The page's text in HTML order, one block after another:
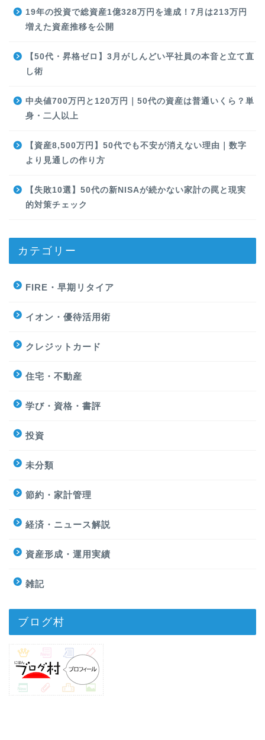
19年の投資で総資産1億328万円を達成！7月は213万円
増えた資産推移を公開
【50代・昇格ゼロ】3月がしんどい平社員の本音と立て直
し術
中央値700万円と120万円｜50代の資産は普通いくら？単
身・二人以上
【資産8,500万円】50代でも不安が消えない理由｜数字
より見通しの作り方
【失敗10選】50代の新NISAが続かない家計の罠と現実
的対策チェック
カテゴリー
FIRE・早期リタイア
イオン・優待活用術
クレジットカード
住宅・不動産
学び・資格・書評
投資
未分類
節約・家計管理
経済・ニュース解説
資産形成・運用実績
雑記
ブログ村